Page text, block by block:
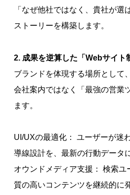
「なぜ他社ではなく、貴社が選
ストーリーを構築します。
2. 成果を逆算した「Webサイト
ブランドを体現する場所として
会社案内ではなく「最強の営業
ます。
UI/UXの最適化： ユーザーが迷
導線設計を、最新の行動データ
オウンドメディア支援： 検索ユ
質の高いコンテンツを継続的に